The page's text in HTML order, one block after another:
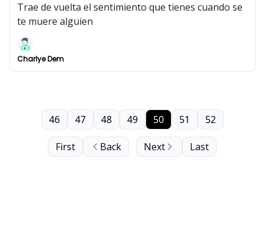
Trae de vuelta el sentimiento que tienes cuando se
te muere alguien
Charlye Dem
First Back
46 47 48 49 50 51 52
Next Last